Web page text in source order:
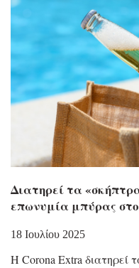
Διατηρεί τα
επωνυμία μπύρας
18 Ιουλίου 2025
Η Corona Extra διατηρεί